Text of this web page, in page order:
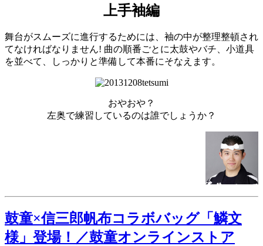
上手袖編
舞台がスムーズに進行するためには、袖の中が整理整頓され
てなければなりません! 曲の順番ごとに太鼓やバチ、小道具
を並べて、しっかりと準備して本番にそなえます。
おやおや？
左奥で練習しているのは誰でしょうか？
鼓童×信三郎帆布コラボバッグ「鱗文
様」登場！／鼓童オンラインストア